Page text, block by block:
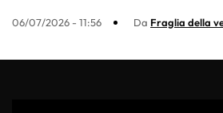
06/07/2026 - 11:56 Da Fraglia della